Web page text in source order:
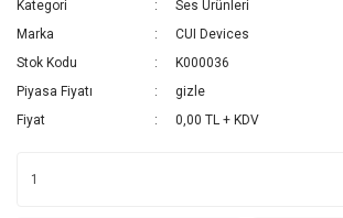
Kategori
Ses Ürünleri
Marka
CUI Devices
Stok Kodu
K000036
Piyasa Fiyatı
gizle
Fiyat
0,00 TL + KDV